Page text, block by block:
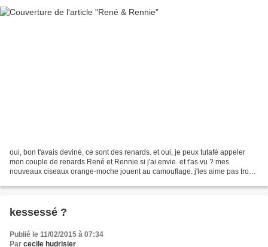
oui, bon t'avais deviné, ce sont des renards. et oui, je peux tutafé appeler
mon couple de renards René et Rennie si j'ai envie. et t'as vu ? mes
nouveaux ciseaux orange-moche jouent au camouflage. j'les aime pas trop
kessessé ?
Publié le 11/02/2015 à 07:34
Par cecile hudrisier